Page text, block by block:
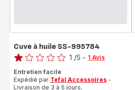
Cuve à huile SS-995784
Note
1
étoile
1 /5 - 1 Avis
Entretien facile
Expédié par Tefal Accessoires -
Livraison de 3 à 5 jours.